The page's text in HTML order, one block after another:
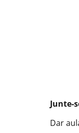
Junte-
Dar